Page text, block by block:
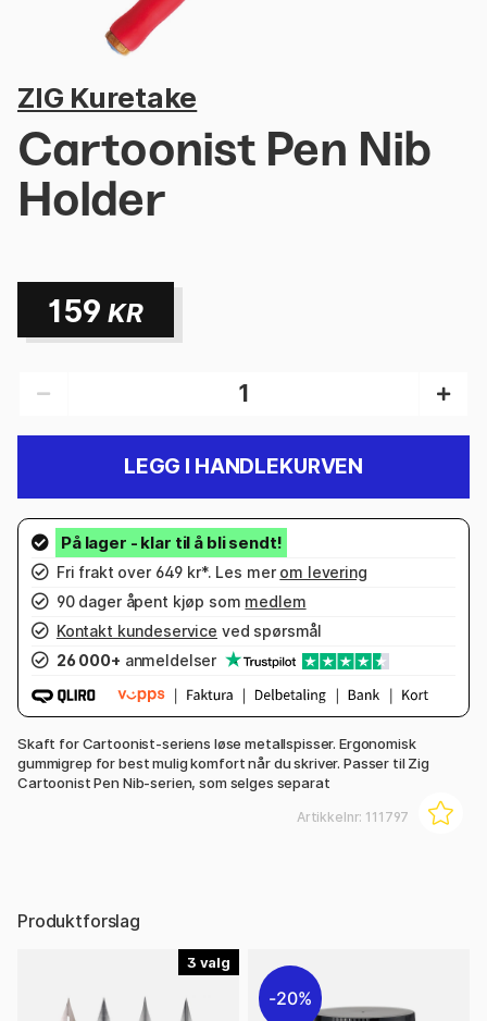
ZIG Kuretake
Cartoonist Pen Nib
Holder
159 KR
LEGG I HANDLEKURVEN
Fri frakt over 649 kr*. Les mer om levering
90 dager åpent kjøp som medlem
Kontakt kundeservice ved spørsmål
26 000+ anmeldelser
Skaft for Cartoonist-seriens løse metallspisser. Ergonomisk
gummigrep for best mulig komfort når du skriver. Passer til Zig
Cartoonist Pen Nib-serien, som selges separat
Artikkelnr: 111797
Produktforslag
3
20%